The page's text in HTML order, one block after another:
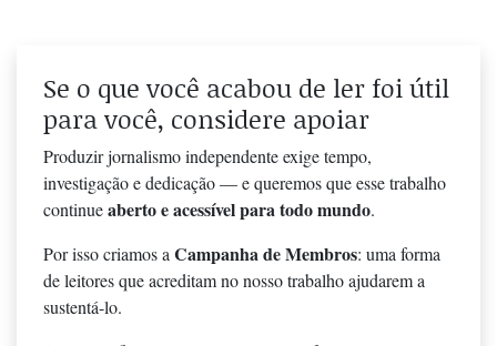
Se o que você acabou de ler foi útil
para você, considere apoiar
Produzir jornalismo independente exige tempo,
investigação e dedicação — e queremos que esse trabalho
continueaberto e acessível para todo mundo.
Por isso criamos a Campanha de Membros: uma forma
de leitores que acreditam no nosso trabalho ajudarem a
sustentá-lo.